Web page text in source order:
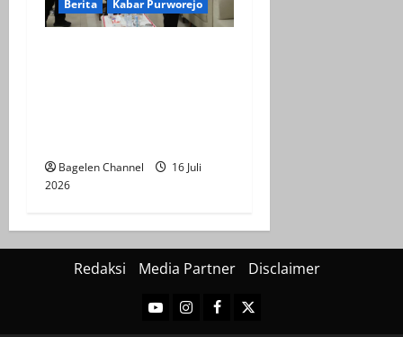
Berita Kabar Purworejo
Bagelen Channel
16 Juli
2026
Redaksi Media Partner Disclaimer
YoutubeInstagram
Facebook
Twitter